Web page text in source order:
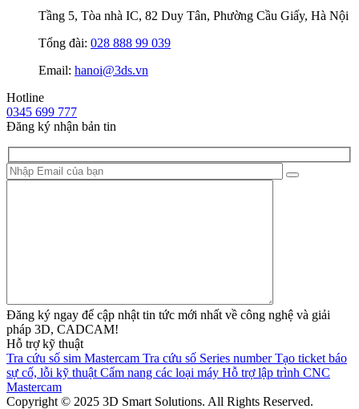
Tầng 5, Tòa nhà IC, 82 Duy Tân, Phường Cầu Giấy, Hà Nội
Tổng đài: 028 888 99 039
Email: hanoi@3ds.vn
Hotline
0345 699 777
Đăng ký nhận bản tin
Đăng ký ngay để cập nhật tin tức mới nhất về công nghệ và giải
pháp 3D, CADCAM!
Hỗ trợ kỹ thuật
Tra cứu số sim Mastercam Tra cứu số Series number Tạo ticket báo
sự cố, lỗi kỹ thuật Cẩm nang các loại máy Hỗ trợ lập trình CNC
Mastercam
Copyright © 2025 3D Smart Solutions. All Rights Reserved.